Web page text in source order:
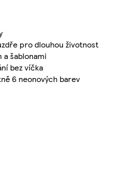
pro dlouhou životnost
a šablonami
bez víčka
6 neonových barev